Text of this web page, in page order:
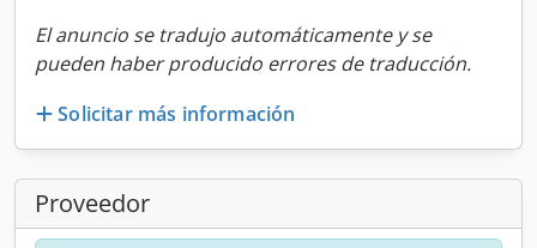
El anuncio se tradujo automáticamente y se
pueden haber producido errores de traducción.
Solicitar más información
Proveedor